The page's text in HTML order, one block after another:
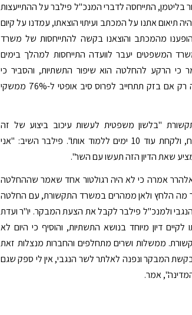
בליטמן, התייחסה לדברי המנכ"ל פילבר על ההתייעצות
אתנו על המכתב ועיתוי הוצאתו, עמדנו על קיום
מהמכתב והוצאנו בקשה להתייחסות של משרד
המשפטים יעבר לוועדה התייחסות למהלך בימים
כי הרקע להחלטה הוא שיפור התשתיות, והסביר כי
המשרד יאפשר את ביטול ההפרדה רק אם בזק תתחייב לפרוס סיב אופטי ל-76% ממשקי
"בלשון משפטית לעשות עיכוב ביצוע של זה
לשלושה חודשים, עד לקבלת הדוח, ולקחת עוד 10 ימים ללמוד אותו". פילבר השיב: "אני
שאת הדיון הזה תעשו עם השר".
אלהרר אמרה כי לא היה רגולטור אחד שאמר שההחלטה
מה הלחץ ולאן ממהרים במשרד התקשורת, עם החלטה
ולמנכ"ל פילבר לקבל את הצעת המבקר. יו"ר ועדת
דיון מיוחד בנושא התשתיות, והוסיף כי היום לא
ממשלות ושרים מתחלפים והחברות מנצלות זאת
המבקר ונפנה לאלתר לשר הנגבי, אין לי ספק שגם
אמר.